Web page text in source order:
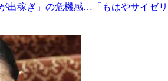
出稼ぎ」の危機感…「もはやサイゼリ